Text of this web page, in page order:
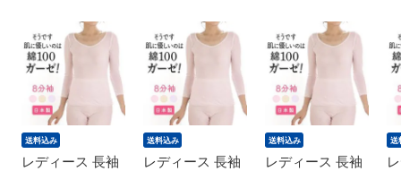
送料込み
レディース 長袖
送料込み
レディース 長袖
送料込み
レディース 長袖
送